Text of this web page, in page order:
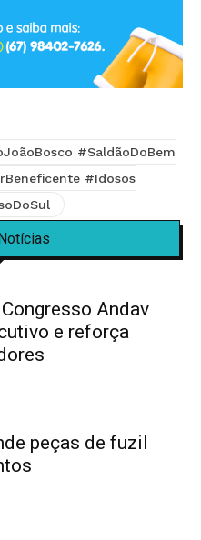
#SaldãoDoBem
#Idosos
Andav
e reforça
peças de fuzil